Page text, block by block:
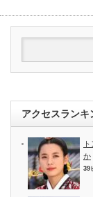
アクセスランキ
か
39